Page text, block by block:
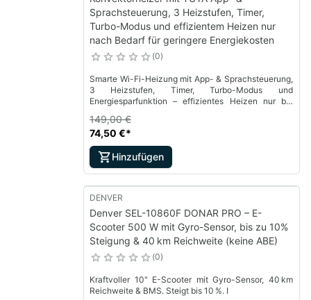
Sprachsteuerung, 3 Heizstufen, Timer,
Turbo-Modus und effizientem Heizen nur
nach Bedarf für geringere Energiekosten
0
Smarte Wi-Fi-Heizung mit App- & Sprachsteuerung,
3 Heizstufen, Timer, Turbo-Modus und
Energiesparfunktion – effizientes Heizen nur bei
74,50 €*
149,00 €
Hinzufügen
DENVER
Denver SEL-10860F DONAR PRO – E-
Scooter 500 W mit Gyro-Sensor, bis zu 10%
Steigung & 40 km Reichweite (keine ABE)
0
Kraftvoller 10" E-Scooter mit Gyro-Sensor, 40 km
Reichweite & BMS. Steigt bis 10 %. I